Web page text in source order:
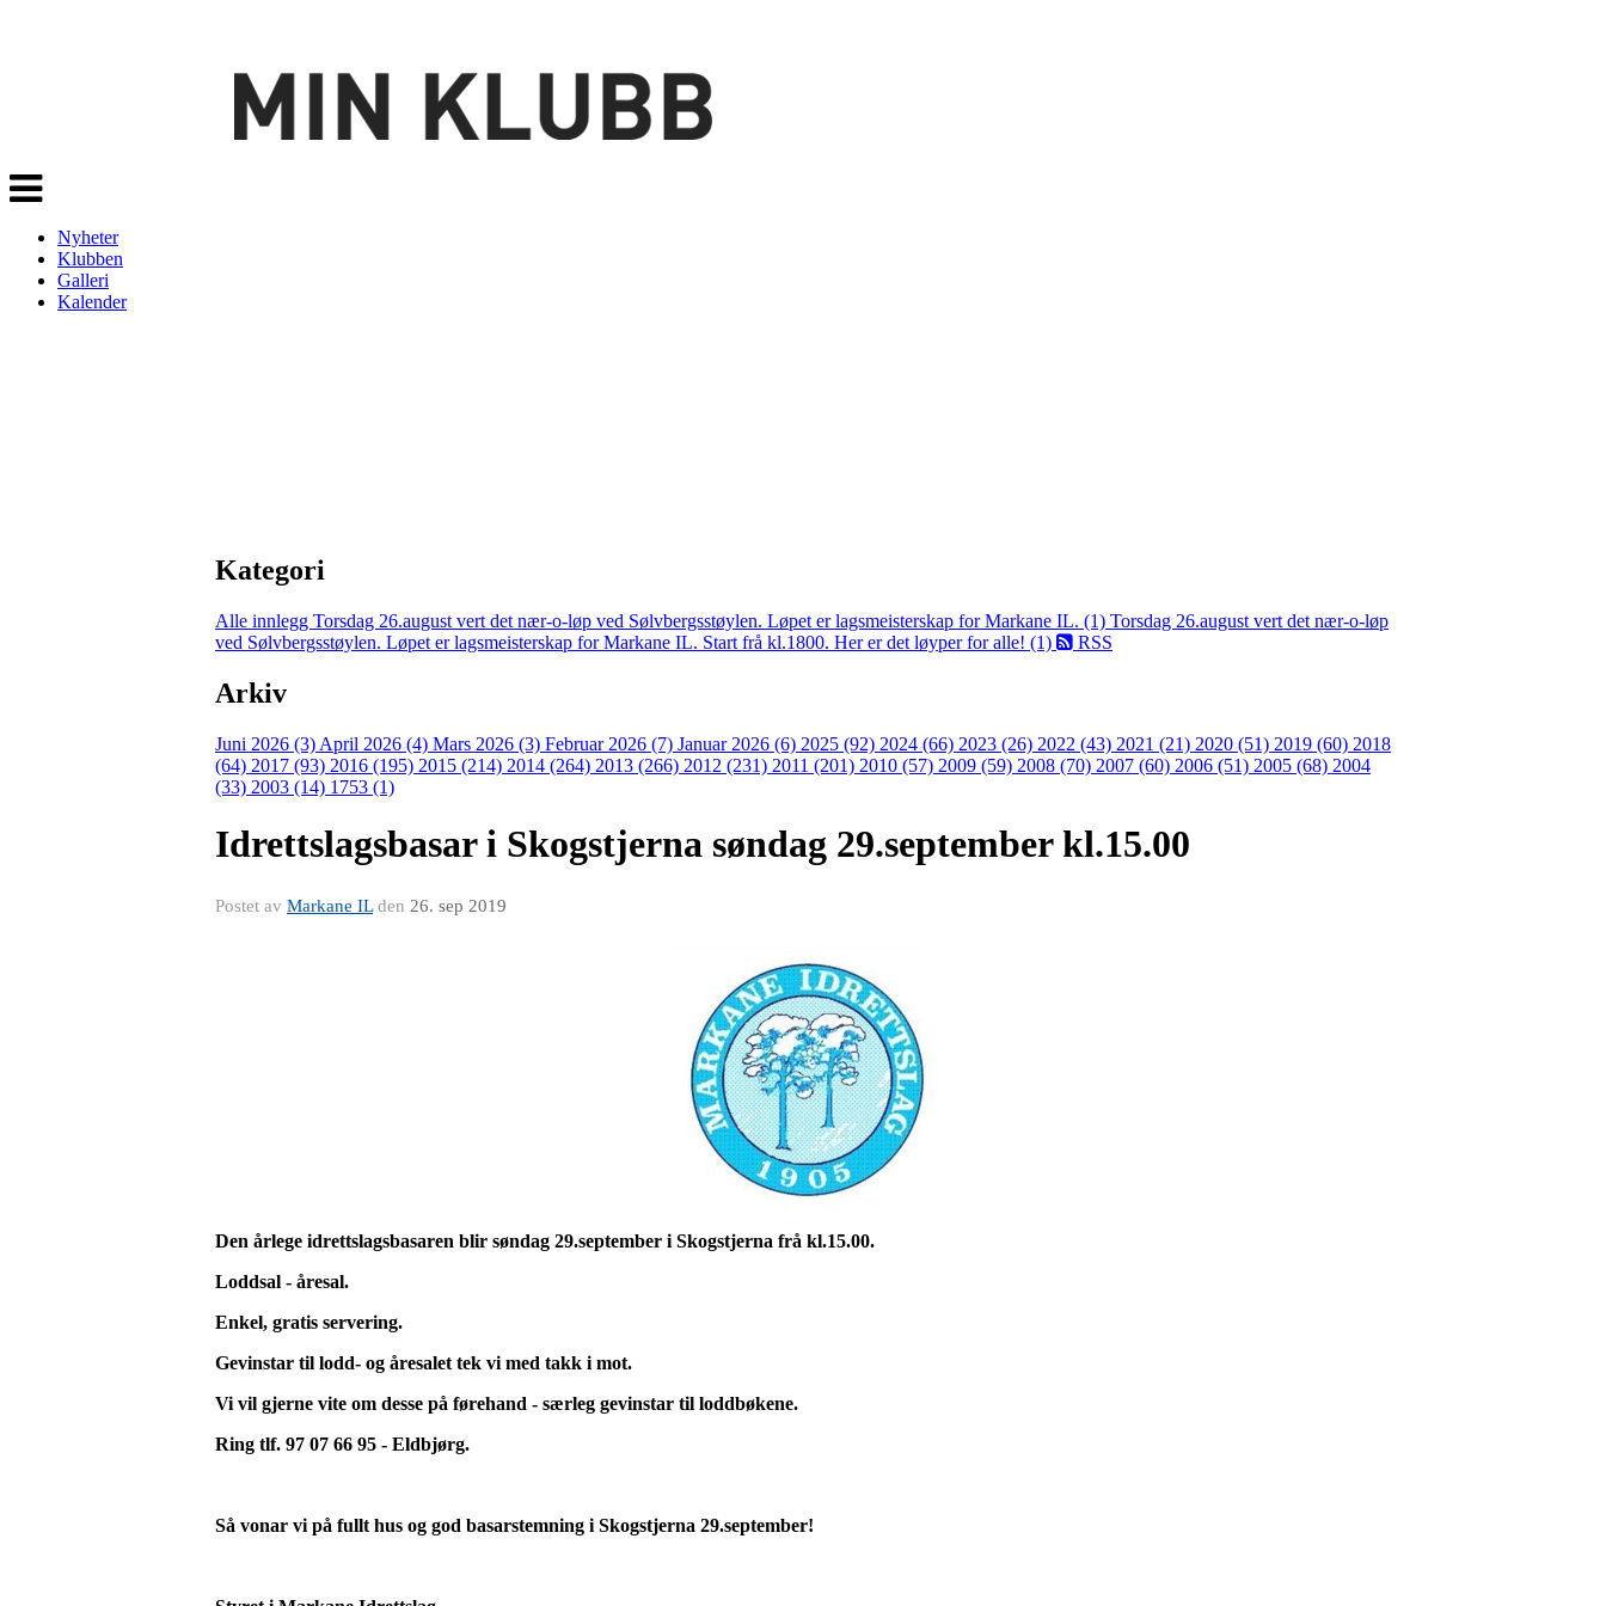
Veksle
navigasjon
Nyheter
Klubben
Galleri
Kalender
Kategori
Alle innlegg Torsdag 26.august vert det nær-o-løp ved Sølvbergsstøylen. Løpet er lagsmeisterskap for Markane IL. (1) Torsdag 26.august vert det nær-o-løp
ved Sølvbergsstøylen. Løpet er lagsmeisterskap for Markane IL. Start frå kl.1800. Her er det løyper for alle! (1)
RSS
Arkiv
Juni 2026 (3) April 2026 (4) Mars 2026 (3) Februar 2026 (7) Januar 2026 (6) 2025 (92) 2024 (66) 2023 (26) 2022 (43) 2021 (21) 2020 (51) 2019 (60) 2018
(64) 2017 (93) 2016 (195) 2015 (214) 2014 (264) 2013 (266) 2012 (231) 2011 (201) 2010 (57) 2009 (59) 2008 (70) 2007 (60) 2006 (51) 2005 (68) 2004
(33) 2003 (14) 1753 (1)
Idrettslagsbasar i Skogstjerna søndag 29.september kl.15.00
Postet av Markane ILden 26. sep 2019
Den årlege idrettslagsbasaren blir søndag 29.september i Skogstjerna frå kl.15.00.
Loddsal - åresal.
Enkel, gratis servering.
Gevinstar til lodd- og åresalet tek vi med takk i mot.
Vi vil gjerne vite om desse på førehand - særleg gevinstar til loddbøkene.
Ring tlf. 97 07 66 95 - Eldbjørg.
Så vonar vi på fullt hus og god basarstemning i Skogstjerna 29.september!